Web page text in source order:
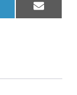
Email